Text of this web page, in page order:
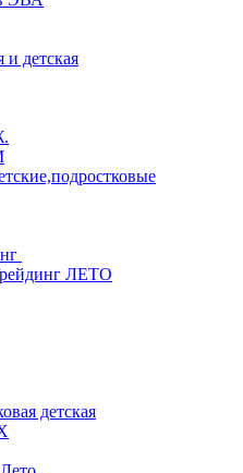
и детская
ЛЕТО
детская